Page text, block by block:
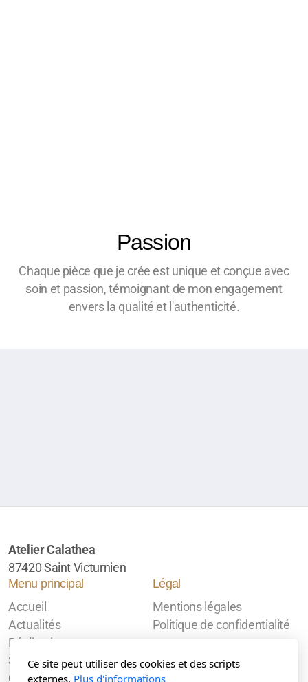
Passion
Chaque pièce que je crée est unique et conçue avec
soin et passion, témoignant de mon engagement
envers la qualité et l'authenticité.
Atelier Calathea
87420 Saint Victurnien
Menu principal
Accueil
Actualités
Réalisations
Stages
Qui suis-je ?
Légal
Mentions légales
Politique de confidentialité
Ce site peut utiliser des cookies et des scripts
externes. Plus d'informations